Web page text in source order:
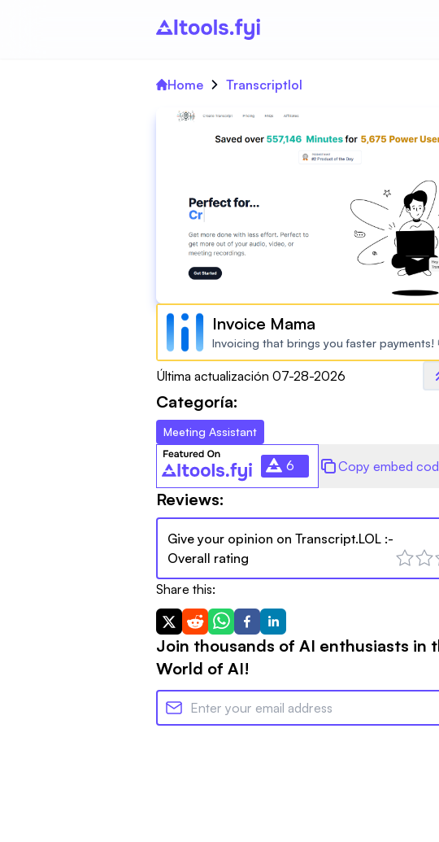
Home Transcriptlol
Invoice Mama
Invoicing that brings you faster payments!
Última actualización 07-28-2026
Categoría:
Meeting Assistant
6 Copy embed
Reviews:
Give your opinion on Transcript.LOL :-
Overall rating
Share this:
Join thousands of AI enthusiasts in
World of AI!